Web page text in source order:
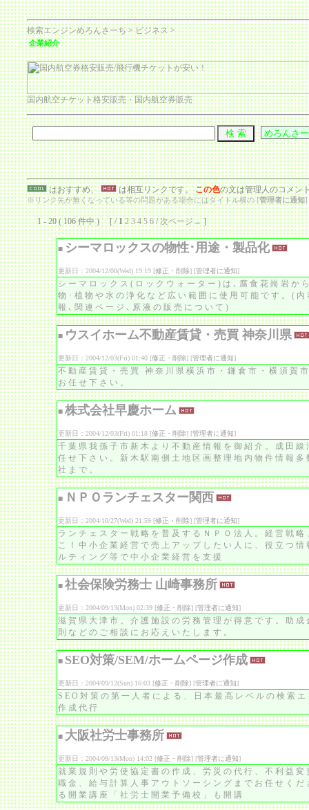
検索エンジンめろんさーち>ビジネス>
企業紹介
国内航空チケット格安販売・国内航空券販売
はおすすめ、 は相互リンクです。この色の文は管理人のコメン
※リンク先が無くなっている等の問題がある場合にはタイトル横の [管理者に通知]
1 - 20 ( 106 件中 ) [ /1 2 3 4 5 6/次ページ→]
■ シーマロックスの物性･用途・製品化
更新日：2004/12/08(Wed) 19:19 [修正・削除] [管理者に通知]
シーマロックス(ロックウォーター)は､腐食花崗岩か
物･植物や水の浄化など広い範囲に使用可能です。(
報､関連ページ､原液の販売について)
■ ウスイホーム不動産賃貸・売買 神奈川県
更新日：2004/12/03(Fri) 01:40 [修正・削除] [管理者に通知]
不動産賃貸・売買 神奈川県横浜市・鎌倉市・横須賀
お任せ下さい。
■ 株式会社早慶ホーム
更新日：2004/12/03(Fri) 01:18 [修正・削除] [管理者に通知]
千葉県我孫子市新木より不動産情報を御紹介。成田
任せ下さい。新木駅南側土地区画整理地内物件情報
社まで。
■ ＮＰＯランチェスター関西
更新日：2004/10/27(Wed) 21:59 [修正・削除] [管理者に通知]
ランチェスター戦略を普及するＮＰＯ法人。経営戦
こ！中小企業経営で売上アップしたい人に、役立つ
ルティング等で中小企業経営を支援
■ 社会保険労務士 山崎事務所
更新日：2004/09/13(Mon) 02:39 [修正・削除] [管理者に通知]
滋賀県大津市。介護施設の労務管理が得意です。助
則などのご相談にお応えいたします。
■ SEO対策/SEM/ホームページ作成
更新日：2004/09/12(Sun) 16:03 [修正・削除] [管理者に通知]
SEO対策の第一人者による、日本最高レベルの検索
作成代行
■ 大阪社労士事務所
更新日：2004/09/13(Mon) 14:02 [修正・削除] [管理者に通知]
就業規則や労使協定書の作成、労災の代行、不利益
職金、給与計算人事アウトソーシングまでお任せく
る開業講座「社労士開業予備校」も開講